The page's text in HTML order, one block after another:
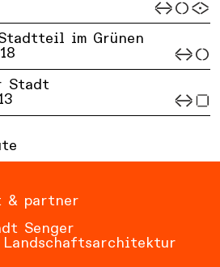
im Grünen
Stadt
& partner
Senger